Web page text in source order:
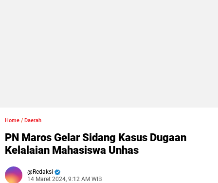
Home / Daerah
PN Maros Gelar Sidang Kasus Dugaan
Kelalaian Mahasiswa Unhas
Redaksi
14 Maret 2024, 9:12 AM WIB